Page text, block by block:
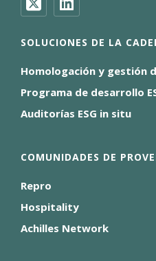
SOLUCIONES DE LA
Homologación y gestión
Programa de desarrollo
Auditorías ESG in situ
COMUNIDADES DE
Repro
Hospitality
Achilles Network